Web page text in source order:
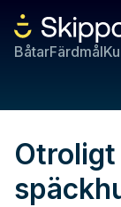
BåtarFärdmål